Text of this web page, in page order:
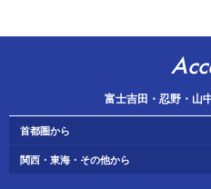
富士吉田・忍野・山
首都圏から
関西・東海・その他から